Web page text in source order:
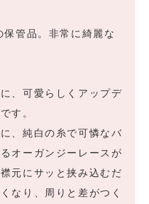
管品。非常に綺麗な
、可愛らしくアップデ
す。
、純白の糸で可憐なバ
オーガンジーレースが
元にサッと挟み込むだ
なり、周りと差がつく